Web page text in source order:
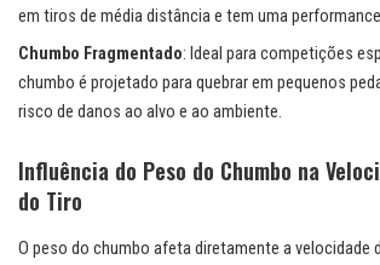
em tiros de média distância e tem uma
Chumbo Fragmentado: Ideal para competições
chumbo é projetado para quebrar em pequenos
risco de danos ao alvo e ao ambiente.
Influência do Peso do Chumbo na
do Tiro
O peso do chumbo afeta diretamente a velocidade